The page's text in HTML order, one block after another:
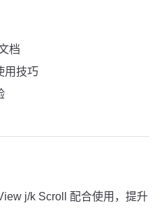
档
用技巧
j/k Scroll 配合使用，提升